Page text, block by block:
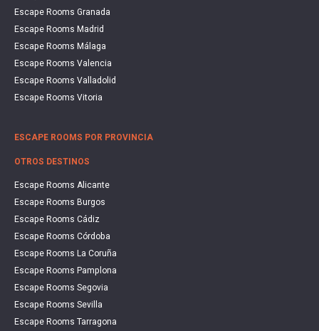
Escape Rooms Granada
Escape Rooms Madrid
Escape Rooms Málaga
Escape Rooms Valencia
Escape Rooms Valladolid
Escape Rooms Vitoria
ESCAPE ROOMS POR PROVINCIA
OTROS DESTINOS
Escape Rooms Alicante
Escape Rooms Burgos
Escape Rooms Cádiz
Escape Rooms Córdoba
Escape Rooms La Coruña
Escape Rooms Pamplona
Escape Rooms Segovia
Escape Rooms Sevilla
Escape Rooms Tarragona